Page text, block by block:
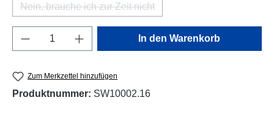
Nein, brauche ich zur Zeit nicht
(Diese Option ist zurzeit nicht verfügbar.)
Produkt Anzahl: Gib den gewünschten
In den Warenkorb
Zum Merkzettel hinzufügen
Produktnummer: SW10002.16